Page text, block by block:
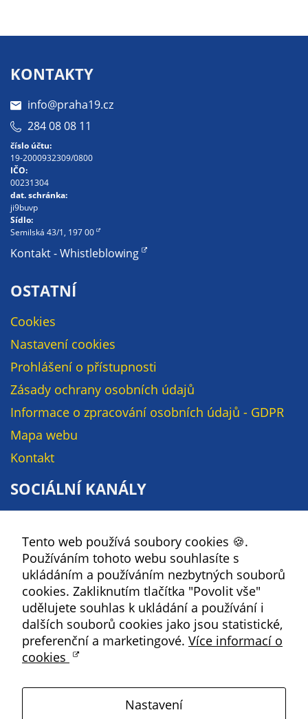
KONTAKTY
info@praha19.cz
284 08 08 11
číslo účtu:
19-2000932309/0800
IČO:
00231304
dat. schránka:
ji9buvp
Sídlo:
Semilská 43/1, 197 00
Kontakt - Whistleblowing
OSTATNÍ
Cookies
Nastavení cookies
Prohlášení o přístupnosti
Zásady ochrany osobních údajů
Informace o zpracování osobních údajů - GDPR
Mapa webu
Kontakt
SOCIÁLNÍ KANÁLY
YouTube
Instagram
RSS
Kbely
Satalice
Tento web používá soubory cookies 🍪.
Používáním tohoto webu souhlasíte s
ukládáním a používáním nezbytných souborů
cookies. Zakliknutím tlačítka "Povolit vše"
udělujete souhlas k ukládání a používání i
dalších souborů cookies jako jsou statistické,
preferenční a marketingové. Více informací o
cookies
Nastavení